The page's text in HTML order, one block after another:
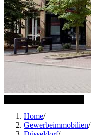
Home/
Gewerbeimmobilien/